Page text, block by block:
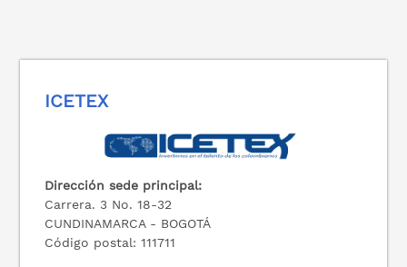
ICETEX
Dirección sede principal:
Carrera. 3 No. 18-32
CUNDINAMARCA - BOGOTÁ
Código postal: 111711